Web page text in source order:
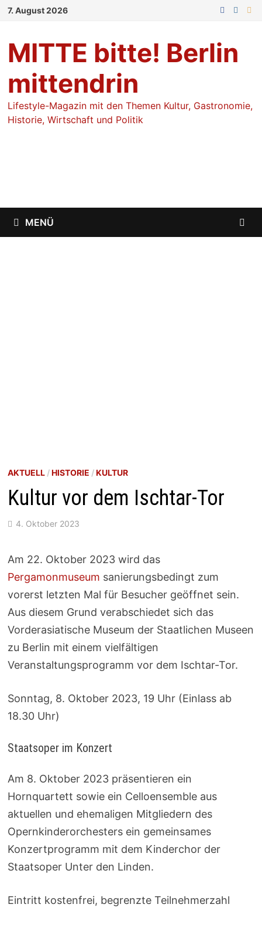
Zum
7. August 2026
MITTE bitte! Berlin
mittendrin
Lifestyle-Magazin mit den Themen Kultur, Gastronomie,
Historie, Wirtschaft und Politik
MENÜ
AKTUELL/HISTORIE /KULTUR
Kultur vor dem Ischtar-Tor
4. Oktober 2023
Am 22. Oktober 2023 wird das
Pergamonmuseum sanierungsbedingt zum
vorerst letzten Mal für Besucher geöffnet sein.
Aus diesem Grund verabschiedet sich das
Vorderasiatische Museum der Staatlichen Museen
zu Berlin mit einem vielfältigen
Veranstaltungsprogramm vor dem Ischtar-Tor.
Sonntag, 8. Oktober 2023, 19 Uhr (Einlass ab
18.30 Uhr)
Staatsoper im Konzert
Am 8. Oktober 2023 präsentieren ein
Hornquartett sowie ein Celloensemble aus
aktuellen und ehemaligen Mitgliedern des
Opernkinderorchesters ein gemeinsames
Konzertprogramm mit dem Kinderchor der
Staatsoper Unter den Linden.
Eintritt kostenfrei, begrenzte Teilnehmerzahl